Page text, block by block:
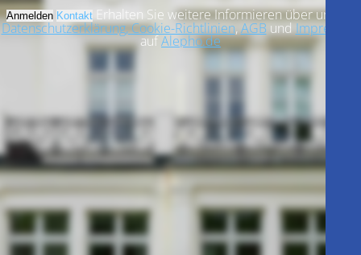
Anmelden KontaktErhalten Sie weitere Informieren über unsere
Datenschutzerklärung, Cookie-Richtlinien, AGB und Impressum
aufAlepho.de